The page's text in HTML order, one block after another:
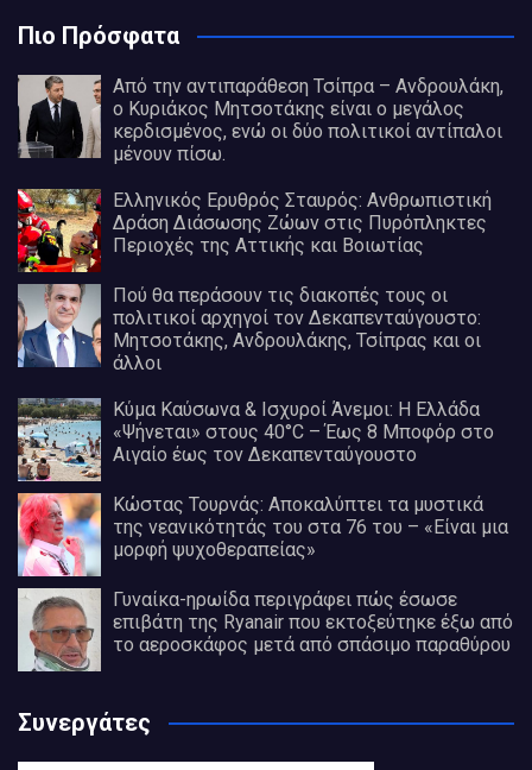
Πιο Πρόσφατα
Από την αντιπαράθεση Τσίπρα – Ανδρουλάκη,
ο Κυριάκος Μητσοτάκης είναι ο μεγάλος
κερδισμένος, ενώ οι δύο πολιτικοί αντίπαλοι
μένουν πίσω.
Ελληνικός Ερυθρός Σταυρός: Ανθρωπιστική
Δράση Διάσωσης Ζώων στις Πυρόπληκτες
Περιοχές της Αττικής και Βοιωτίας
Πού θα περάσουν τις διακοπές τους οι
πολιτικοί αρχηγοί τον Δεκαπενταύγουστο:
Μητσοτάκης, Ανδρουλάκης, Τσίπρας και οι
άλλοι
Κύμα Καύσωνα & Ισχυροί Άνεμοι: Η Ελλάδα
«Ψήνεται» στους 40°C – Έως 8 Μποφόρ στο
Αιγαίο έως τον Δεκαπενταύγουστο
Κώστας Τουρνάς: Αποκαλύπτει τα μυστικά
της νεανικότητάς του στα 76 του – «Είναι μια
μορφή ψυχοθεραπείας»
Γυναίκα-ηρωίδα περιγράφει πώς έσωσε
επιβάτη της Ryanair που εκτοξεύτηκε έξω από
το αεροσκάφος μετά από σπάσιμο παραθύρου
Συνεργάτες